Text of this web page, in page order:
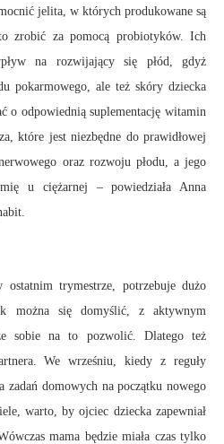
jelita, w których produkowane są
zrobić za pomocą probiotyków. Ich
na rozwijający się płód, gdyż
pokarmowego, ale też skóry dziecka
o odpowiednią suplementację witamin
które jest niezbędne do prawidłowej
oraz rozwoju płodu, a jego
u ciężarnej – powiedziała Anna
ostatnim trymestrze, potrzebuje dużo
można się domyślić, z aktywnym
sobie na to pozwolić. Dlatego też
We wrześniu, kiedy z reguły
zadań domowych na początku nowego
warto, by ojciec dziecka zapewniał
mama będzie miała czas tylko